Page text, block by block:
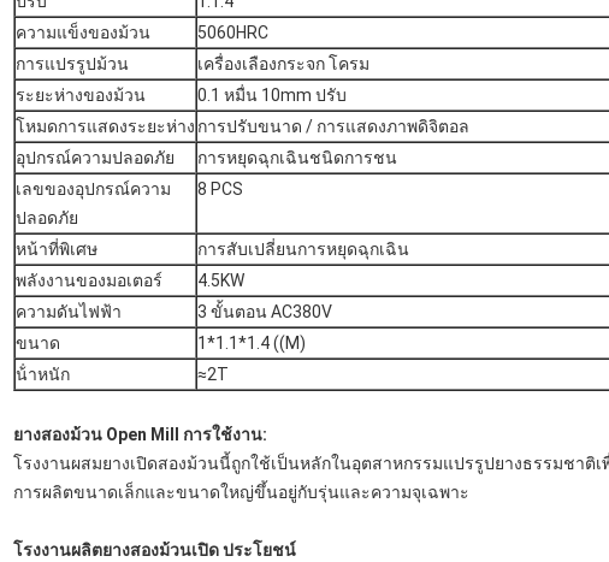
ความแข็งของม้วน
5060HRC
การแปรรูปม้วน
เครื่องเลืองกระจก โครม
ระยะห่างของม้วน
0.1 หมื่น 10mm ปรับ
โหมดการแสดงระยะห่าง การปรับขนาด / การแสดงภาพดิจิตอล
อุปกรณ์ความปลอดภัย
การหยุดฉุกเฉินชนิดการชน
เลขของอุปกรณ์ความ
ปลอดภัย
8 PCS
หน้าที่พิเศษ
การสับเปลี่ยนการหยุดฉุกเฉิน
พลังงานของมอเตอร์
4.5KW
ความดันไฟฟ้า
3 ขั้นตอน AC380V
ขนาด
1*1.1*1.4 ((M)
น้ําหนัก
≈2T
ยางสองม้วน Open Mill การใช้งาน:
โรงงานผสมยางเปิดสองม้วนนี้ถูกใช้เป็นหลักในอุตสาหกรรมแปรรูปยางธรรมชาติ
การผลิตขนาดเล็กและขนาดใหญ่ขึ้นอยู่กับรุ่นและความจุเฉพาะ
โรงงานผลิตยางสองม้วนเปิด ประโยชน์